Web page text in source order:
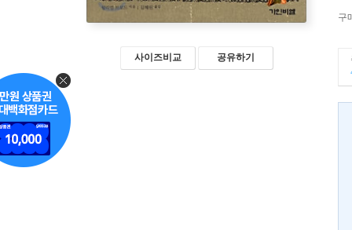
사이즈비교 공유하기
구